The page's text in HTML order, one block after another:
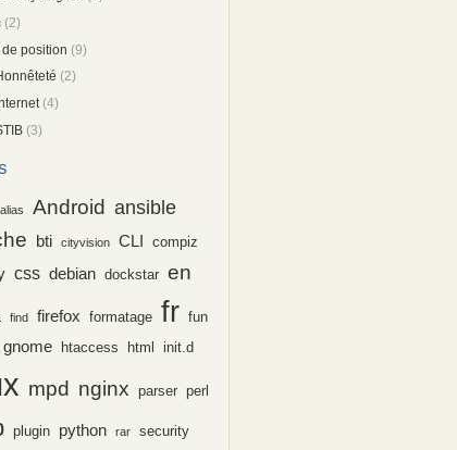
(2)
de position (9)
(2)
(4)
(3)
alias Android ansible
bti cityvision CLI compiz
css debian dockstar en
find firefox formatage fr fun
gnome htaccess html init.d
mpd nginx parser perl
plugin python rar security